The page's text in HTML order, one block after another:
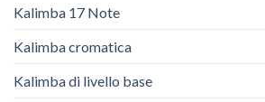
Kalimba 17 Note
Kalimba cromatica
Kalimba di livello base